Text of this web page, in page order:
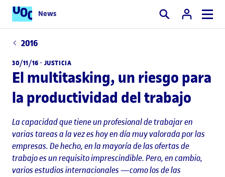
News Buscar
2016
30/11/16 · JUSTICIA
El multitasking, un riesgo para
la productividad del trabajo
La capacidad que tiene un profesional de trabajar en
varias tareas a la vez es hoy en día muy valorada por las
empresas. De hecho, en la mayoría de las ofertas de
trabajo es un requisito imprescindible. Pero, en cambio,
varios estudios internacionales —como los de las